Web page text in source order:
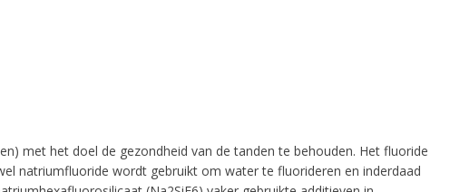
met het doel de gezondheid van de tanden te behouden. Het fluoride
natriumfluoride wordt gebruikt om water te fluorideren en inderdaad